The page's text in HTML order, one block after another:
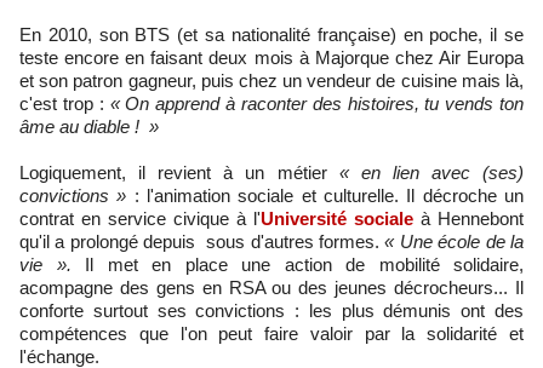
En 2010, son BTS (et sa nationalité française) en poche, il se
teste encore en faisant deux mois à Majorque chez Air Europa
et son patron gagneur, puis chez un vendeur de cuisine mais là,
c'est trop : « On apprend à raconter des histoires, tu vends ton
âme au diable ! »
Logiquement, il revient à un métier « en lien avec (ses)
convictions » : l'animation sociale et culturelle. Il décroche un
contrat en service civique à l'Université sociale à Hennebont
qu'il a prolongé depuis sous d'autres formes.« Une école de la
vie ». Il met en place une action de mobilité solidaire,
acompagne des gens en RSA ou des jeunes décrocheurs... Il
conforte surtout ses convictions : les plus démunis ont des
compétences que l'on peut faire valoir par la solidarité et
l'échange.